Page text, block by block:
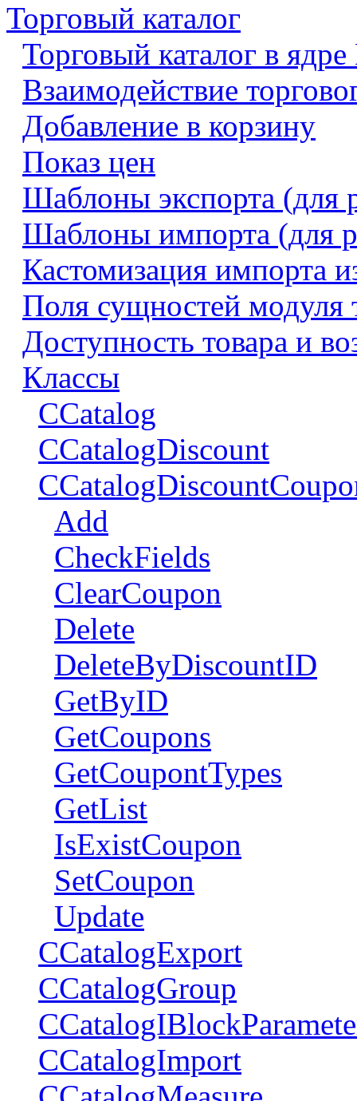
Торговый каталог
Торговый каталог в
Взаимодействие
Добавление в корзину
Показ цен
Шаблоны экспорта (для
Шаблоны импорта (для
Кастомизация импорта
Поля сущностей модуля
Доступность товара и
Классы
CCatalog
CCatalogDiscount
Add
CheckFields
ClearCoupon
Delete
DeleteByDiscountID
GetByID
GetCoupons
GetCoupontTypes
GetList
IsExistCoupon
SetCoupon
Update
CCatalogExport
CCatalogGroup
CCatalogImport